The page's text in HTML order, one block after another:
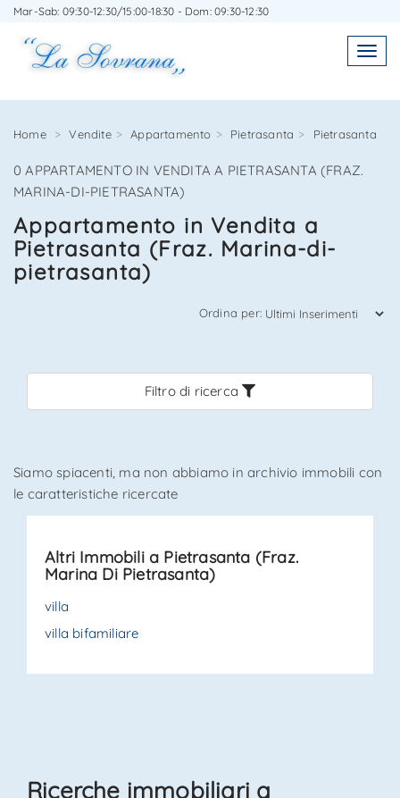
Mar-Sab: 09:30-12:30/15:00-18:30 - Dom: 09:30-12:30
Toggle
Home Vendite Appartamento Pietrasanta Pietrasanta
0 APPARTAMENTO IN VENDITA A PIETRASANTA (FRAZ.
MARINA-DI-PIETRASANTA)
Appartamento in Vendita a
Pietrasanta (Fraz. Marina-di-
pietrasanta)
Ordina per:
Filtro di ricerca
Siamo spiacenti, ma non abbiamo in archivio immobili con
le caratteristiche ricercate
Altri Immobili a Pietrasanta (Fraz.
Marina Di Pietrasanta)
villa
villa bifamiliare
Ricerche immobiliari a
SCRIVICI SENZA IMPEGNO
Agenzia Immobiliare La Sovrana
0584 22988
*Il tuo nome
Ho letto, compreso e accettato i
Ricevi immobili simili a questo da Agenzia Immobiliare
INVIA